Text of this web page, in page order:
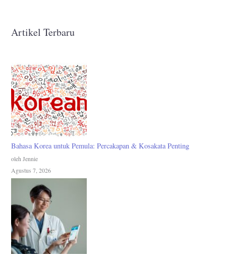
Artikel Terbaru
Bahasa Korea untuk Pemula: Percakapan & Kosakata Penting
oleh Jennie
Agustus 7, 2026